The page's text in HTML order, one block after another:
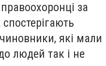
за
які мали
людей так і не